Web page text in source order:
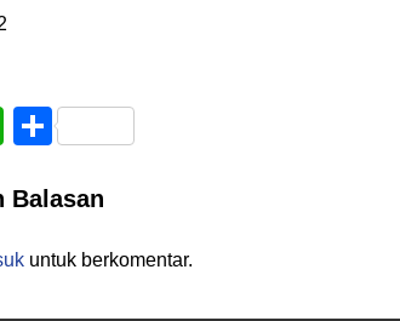
WhatsApp
Share
Balasan
untuk berkomentar.